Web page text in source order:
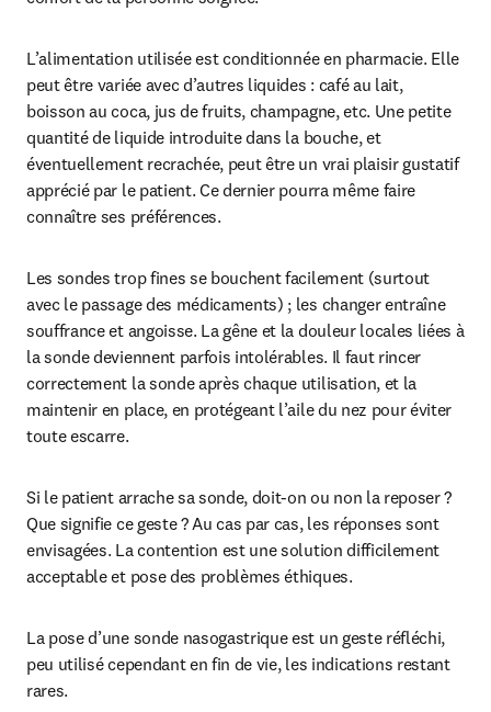
L’alimentation utilisée est conditionnée en pharmacie. Elle
peut être variée avec d’autres liquides : café au lait,
boisson au coca, jus de fruits, champagne, etc. Une petite
quantité de liquide introduite dans la bouche, et
éventuellement recrachée, peut être un vrai plaisir gustatif
apprécié par le patient. Ce dernier pourra même faire
connaître ses préférences.
Les sondes trop fines se bouchent facilement (surtout
avec le passage des médicaments) ; les changer entraîne
souffrance et angoisse. La gêne et la douleur locales liées à
la sonde deviennent parfois intolérables. Il faut rincer
correctement la sonde après chaque utilisation, et la
maintenir en place, en protégeant l’aile du nez pour éviter
toute escarre.
Si le patient arrache sa sonde, doit-on ou non la reposer ?
Que signifie ce geste ? Au cas par cas, les réponses sont
envisagées. La contention est une solution difficilement
acceptable et pose des problèmes éthiques.
La pose d’une sonde nasogastrique est un geste réfléchi,
peu utilisé cependant en fin de vie, les indications restant
rares.